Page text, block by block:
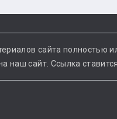
сайта полностью
сайт. Ссылка